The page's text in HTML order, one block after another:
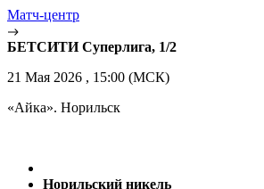
Матч-центр
БЕТСИТИ Суперлига, 1/2
21 Мая 2026 , 15:00 (МСК)
«Айка». Норильск
Норильский никель